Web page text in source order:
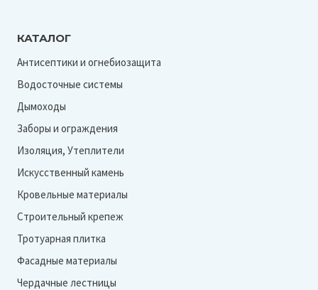
КАТАЛОГ
Антисептики и огнебиозащита
Водосточные системы
Дымоходы
Заборы и ограждения
Изоляция, Утеплители
Искусственный камень
Кровельные материалы
Строительный крепеж
Тротуарная плитка
Фасадные материалы
Чердачные лестницы